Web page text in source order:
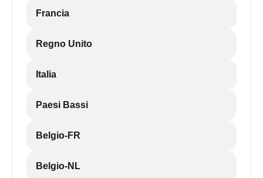
Francia
Regno Unito
Italia
Paesi Bassi
Belgio-FR
Belgio-NL